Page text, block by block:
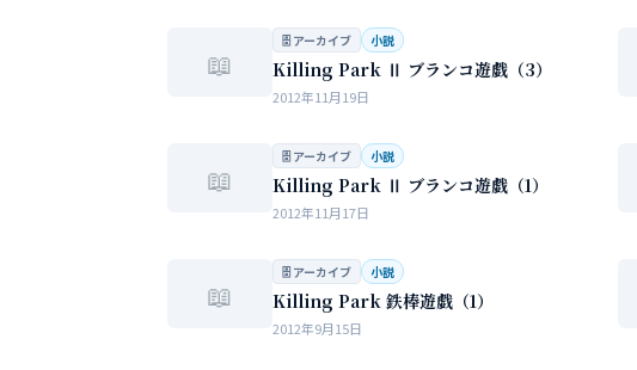
女性の間でまかり通っている常識。。。…
📖
🗄 アーカイブ 小説
Killing Park Ⅱ ブランコ遊戯（3）
2012年11月19日
📖
🗄 アーカイブ 小説
Killing Park Ⅱ ブランコ遊戯（1）
2012年11月17日
📖
🗄 アーカイブ 小説
Killing Park 鉄棒遊戯（1）
2012年9月15日